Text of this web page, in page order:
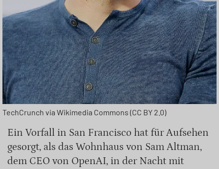
TechCrunch via Wikimedia Commons (CC BY 2.0)
Ein Vorfall in San Francisco hat für Aufsehen
gesorgt, als das Wohnhaus von Sam Altman,
dem CEO von OpenAI, in der Nacht mit